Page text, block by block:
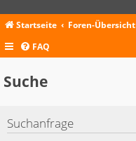
Startseite
Foren-Übersicht
FAQ
Suche
Suchanfrage